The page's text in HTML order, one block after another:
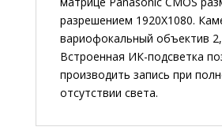
разрешением 1920Х1080.
вариофокальный объектив
Встроенная ИК-подсветка
производить запись при
отсутствии света.